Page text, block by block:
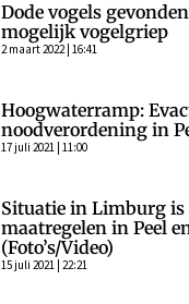
Dode vogels
mogelijk vogelgriep
2 maart 2022 | 16:41
Hoogwaterramp:
noodverordening in
17 juli 2021 | 11:00
Situatie in Limburg is
maatregelen in Peel
(Foto’s/Video)
15 juli 2021 | 22:21